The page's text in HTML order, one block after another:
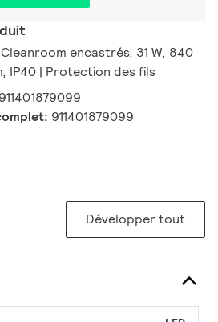
encastrés, 31 W, 840
IP40 | Protection des fils
911401879099
911401879099
Développer tout